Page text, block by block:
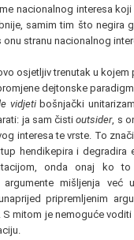
nacionalnog interesa
samim tim što negira
onu stranu nacionalnog
osjetljiv trenutak u kojem
dejtonske
vidjetibošnjački
ja sam čistioutsider, s
interesa te vrste. To
hendikepira i degradira
onda onaj ko
argumente mišljenja već
pripremljenim
mitom je nemoguće voditi